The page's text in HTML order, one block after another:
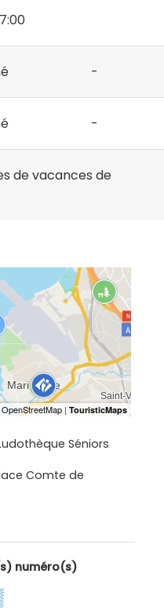
-
-
de vacances de
Séniors
Comte de
numéro(s)